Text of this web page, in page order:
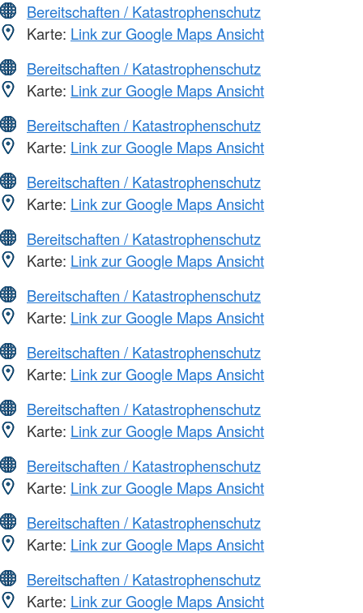
Bereitschaften / Katastrophenschutz
Karte: Link zur Google Maps Ansicht
Bereitschaften / Katastrophenschutz
Karte: Link zur Google Maps Ansicht
Bereitschaften / Katastrophenschutz
Karte: Link zur Google Maps Ansicht
Bereitschaften / Katastrophenschutz
Karte: Link zur Google Maps Ansicht
Bereitschaften / Katastrophenschutz
Karte: Link zur Google Maps Ansicht
Bereitschaften / Katastrophenschutz
Karte: Link zur Google Maps Ansicht
Bereitschaften / Katastrophenschutz
Karte: Link zur Google Maps Ansicht
Bereitschaften / Katastrophenschutz
Karte: Link zur Google Maps Ansicht
Bereitschaften / Katastrophenschutz
Karte: Link zur Google Maps Ansicht
Bereitschaften / Katastrophenschutz
Karte: Link zur Google Maps Ansicht
Bereitschaften / Katastrophenschutz
Karte: Link zur Google Maps Ansicht